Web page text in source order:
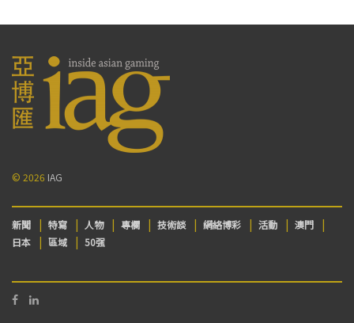
© 2026 IAG
新聞 特寫 人物 專欄 技術談 網絡博彩 活動
澳門
日本
區域 50强